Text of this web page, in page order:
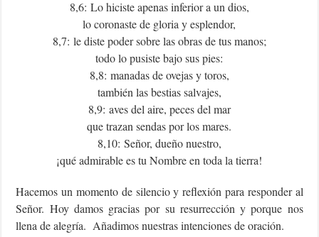
8,6: Lo hiciste apenas inferior a un dios,
lo coronaste de gloria y esplendor,
8,7: le diste poder sobre las obras de tus manos;
todo lo pusiste bajo sus pies:
8,8: manadas de ovejas y toros,
también las bestias salvajes,
8,9: aves del aire, peces del mar
que trazan sendas por los mares.
8,10: Señor, dueño nuestro,
¡qué admirable es tu Nombre en toda la tierra!
Hacemos un momento de silencio y reflexión para responder al
Señor. Hoy damos gracias por su resurrección y porque nos
llena de alegría. Añadimos nuestras intenciones de oración.